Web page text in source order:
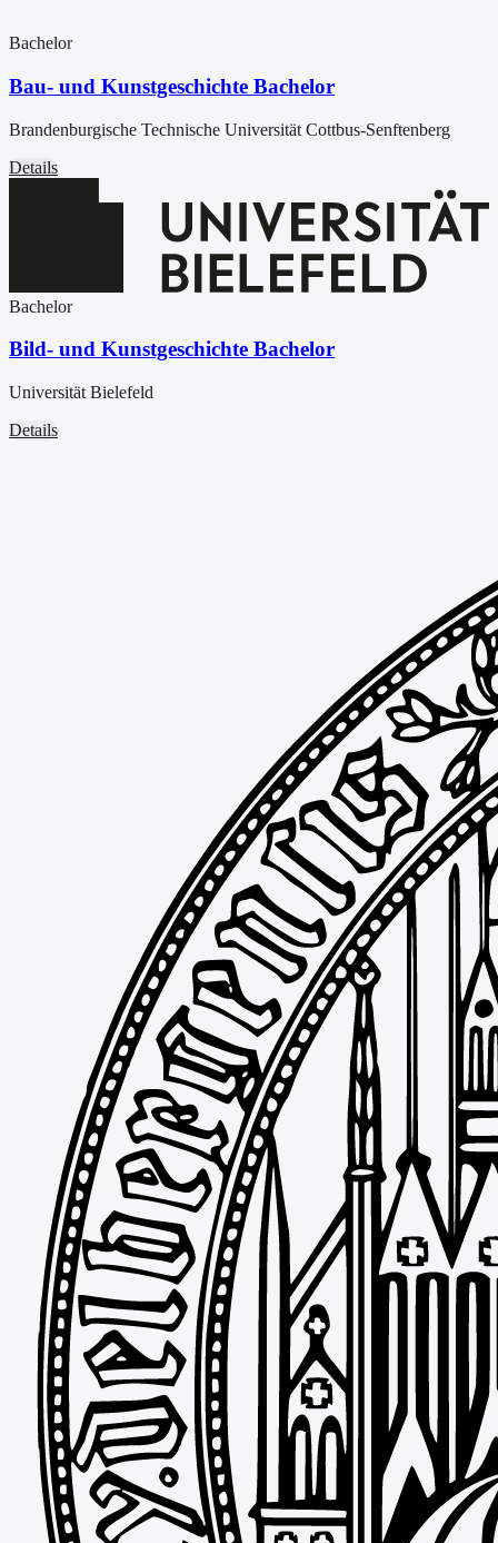
Bachelor
Bau- und Kunstgeschichte Bachelor
Brandenburgische Technische Universität Cottbus-Senftenberg
Details
Bachelor
Bild- und Kunstgeschichte Bachelor
Universität Bielefeld
Details